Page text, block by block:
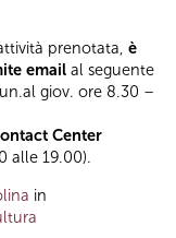
prenotata, è
email al seguente
giov. ore 8.30 –
Center
alle 19.00).
in